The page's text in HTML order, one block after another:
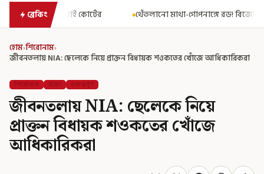
ব্রেকিংথেঁতলানো মাথা-গোপনাঙ্গে রড! বিজেপিশাসিত অসমে নাবালিকার
হোম›শিরোনাম›
জীবনতলায় NIA: ছেলেকে নিয়ে প্রাক্তন বিধায়ক শওকতের খোঁজে আধিকারিকরা
শিরোনাম রাজ্য গুরুত্বপূর্ণ
জীবনতলায় NIA: ছেলেকে নিয়ে
প্রাক্তন বিধায়ক শওকতের খোঁজে
আধিকারিকরা